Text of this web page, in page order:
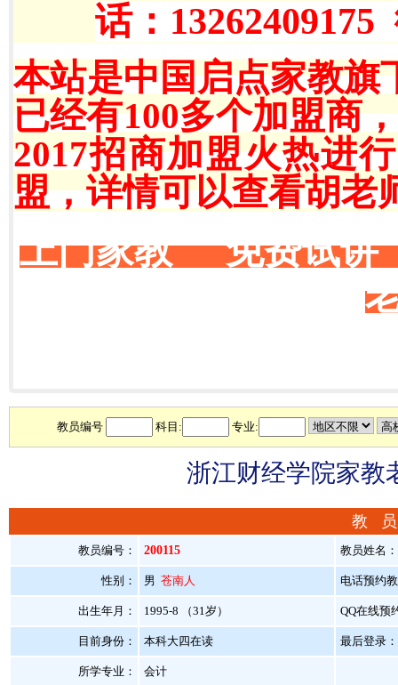
话：
本站是中国启点家教旗
已经有100多个加盟商
2017招商加盟火热进
盟，详情可以查看胡老
上门家教 免费试讲
教员编号 科目: 专业:
浙江财经学院家
教
教员编号： 200115 教员姓名
性别： 男 苍南人 电话预约
出生年月： 1995-8 （31岁） QQ在线预
目前身份： 本科大四在读 最后登录
所学专业： 会计